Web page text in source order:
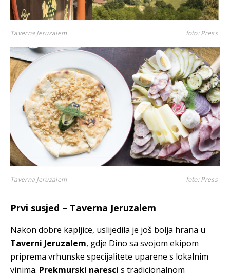
Taverna Jeruzalem foto: Press
Taverna Jeruzalem foto: Press
Prvi susjed – Taverna Jeruzalem
Nakon dobre kapljice, uslijedila je još bolja hrana u
Taverni Jeruzalem, gdje Dino sa svojom ekipom
priprema vrhunske specijalitete uparene s lokalnim
vinima. Prekmurski naresci s tradicionalnom